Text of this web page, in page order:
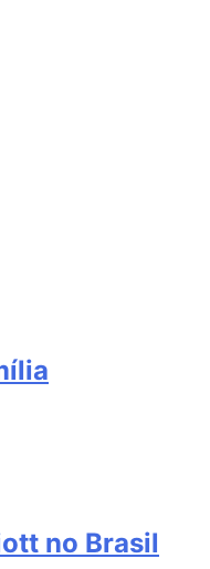
no Brasil